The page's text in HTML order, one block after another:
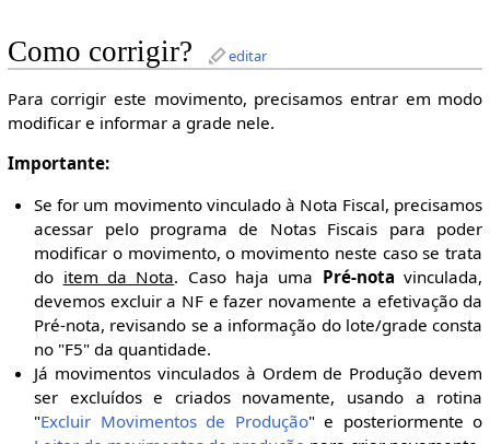
Como corrigir? editar
Para corrigir este movimento, precisamos entrar em modo
modificar e informar a grade nele.
Importante:
Se for um movimento vinculado à Nota Fiscal, precisamos
acessar pelo programa de Notas Fiscais para poder
modificar o movimento, o movimento neste caso se trata
do item da Nota. Caso haja uma Pré-nota vinculada,
devemos excluir a NF e fazer novamente a efetivação da
Pré-nota, revisando se a informação do lote/grade consta
no "F5" da quantidade.
Já movimentos vinculados à Ordem de Produção devem
ser excluídos e criados novamente, usando a rotina
"Excluir Movimentos de Produção" e posteriormente o